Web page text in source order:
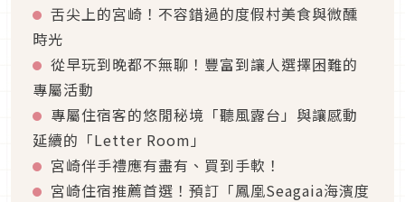
舌尖上的宮崎！不容錯過的度假村美食與微醺
時光
從早玩到晚都不無聊！豐富到讓人選擇困難的
專屬活動
專屬住宿客的悠閒秘境「聽風露台」與讓感動
延續的「Letter Room」
宮崎伴手禮應有盡有、買到手軟！
宮崎住宿推薦首選！預訂「鳳凰Seagaia海濱度